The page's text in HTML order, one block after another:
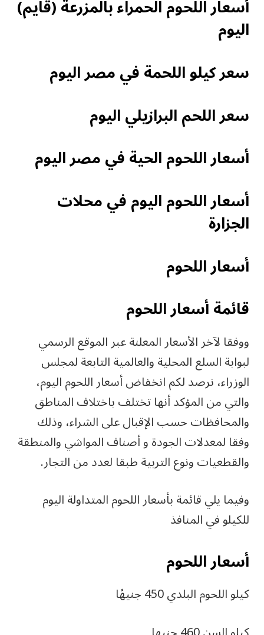
أسعار اللحوم الحمراء بالمزرعة (قايم)
اليوم
سعر كيلو اللحمة في مصر اليوم
سعر اللحم البرازيلي اليوم
أسعار اللحوم الحية في مصر اليوم
أسعار اللحوم اليوم في محلات
الجزارة
أسعار اللحوم
قائمة أسعار اللحوم
ووفقا لآخر الأسعار المعلنة عبر الموقع الرسمي
لبوابة السلع المحلية والعالمية التابعة لمجلس
الوزراء، نرصد لكم انخفاض أسعار اللحوم اليوم،
والتي من المؤكد أنها تختلف باختلاف المناطق
والمحافظات حسب الإقبال على الشراء، وذلك
وفقا لمعدلات الجودة و أصناف المواشي والمنطقة
والقطعيات ونوع التربية طبقا لعدد من التجار.
وفيما يلي قائمة بأسعار اللحوم المتداولة اليوم
للكيلو في المنافذ
أسعار اللحوم
كيلو اللحوم البلدي 450 جنيهًا